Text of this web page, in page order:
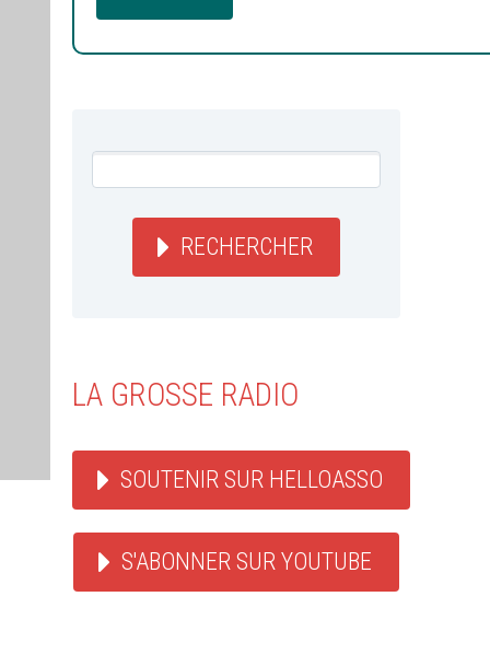
RECHERCHER
LA GROSSE RADIO
SOUTENIR SUR HELLOASSO
S'ABONNER SUR YOUTUBE